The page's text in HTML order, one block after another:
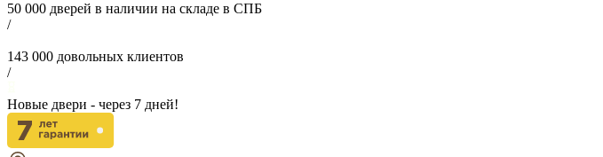
50 000 дверей в наличии на складе в СПБ
/
143 000 довольных клиентов
/
Новые двери - через 7 дней!